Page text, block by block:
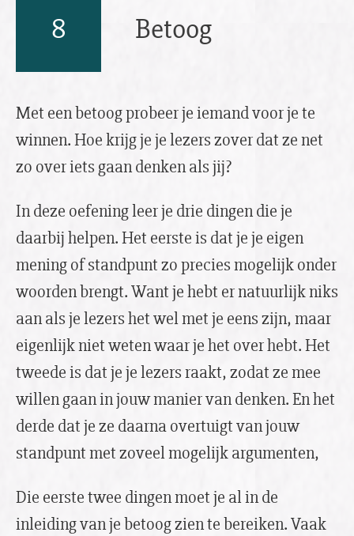
8 Betoog
Met een betoog probeer je iemand voor je te
winnen. Hoe krijg je je lezers zover dat ze net
zo over iets gaan denken als jij?
In deze oefening leer je drie dingen die je
daarbij helpen. Het eerste is dat je je eigen
mening of standpunt zo precies mogelijk onder
woorden brengt. Want je hebt er natuurlijk niks
aan als je lezers het wel met je eens zijn, maar
eigenlijk niet weten waar je het over hebt. Het
tweede is dat je je lezers raakt, zodat ze mee
willen gaan in jouw manier van denken. En het
derde dat je ze daarna overtuigt van jouw
standpunt met zoveel mogelijk argumenten,
Die eerste twee dingen moet je al in de
inleiding van je betoog zien te bereiken. Vaak